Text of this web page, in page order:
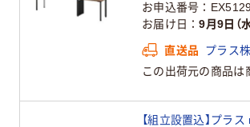
お申込番号
お届け日
9月9日（
直送品
プラス
この出荷元の商品は
【組立設置込】プラ